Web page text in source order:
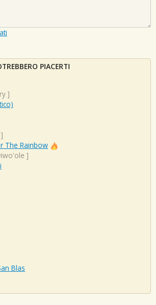
PIACERTI
]
]
The Rainbow
]
Blas